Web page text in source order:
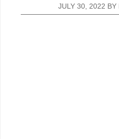
JULY 30, 2022 BY